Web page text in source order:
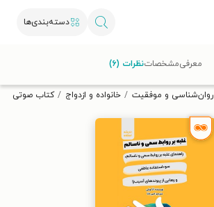
دسته‌بندی‌ها
تخفیف از طاقچه دریافت کن.
روان‌شناسی و موفقیت خانواده و ازدواج کتاب صوتی
معرفیمشخصاتنظرات (۶)